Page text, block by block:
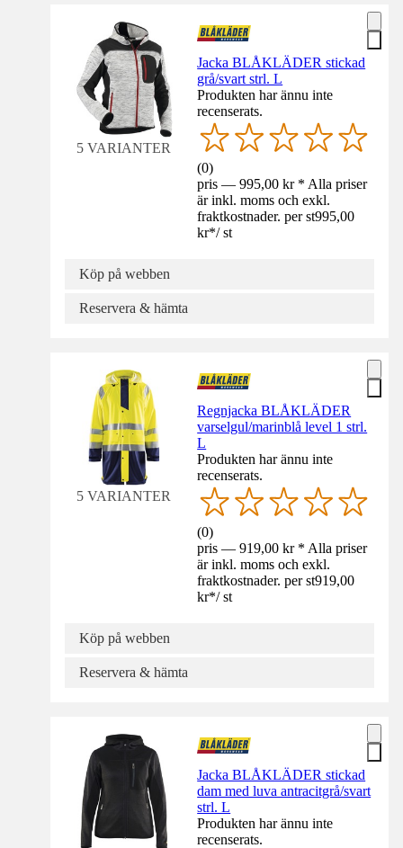
5 VARIANTER
Jacka BLÅKLÄDER stickad
grå/svart strl. L
Produkten har ännu inte
recenserats.
(0)
pris — 995,00 kr * Alla priser
är inkl. moms och exkl.
fraktkostnader. per st995,00
kr*/ st
Köp på webben
Reservera & hämta
5 VARIANTER
Regnjacka BLÅKLÄDER
varselgul/marinblå level 1 strl.
L
Produkten har ännu inte
recenserats.
(0)
pris — 919,00 kr * Alla priser
är inkl. moms och exkl.
fraktkostnader. per st919,00
kr*/ st
Köp på webben
Reservera & hämta
Jacka BLÅKLÄDER stickad
dam med luva antracitgrå/svart
strl. L
Produkten har ännu inte
recenserats.